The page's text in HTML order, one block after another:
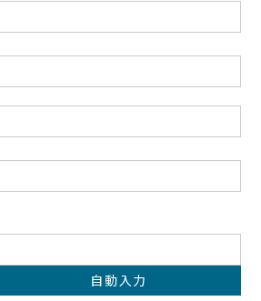
自動入力